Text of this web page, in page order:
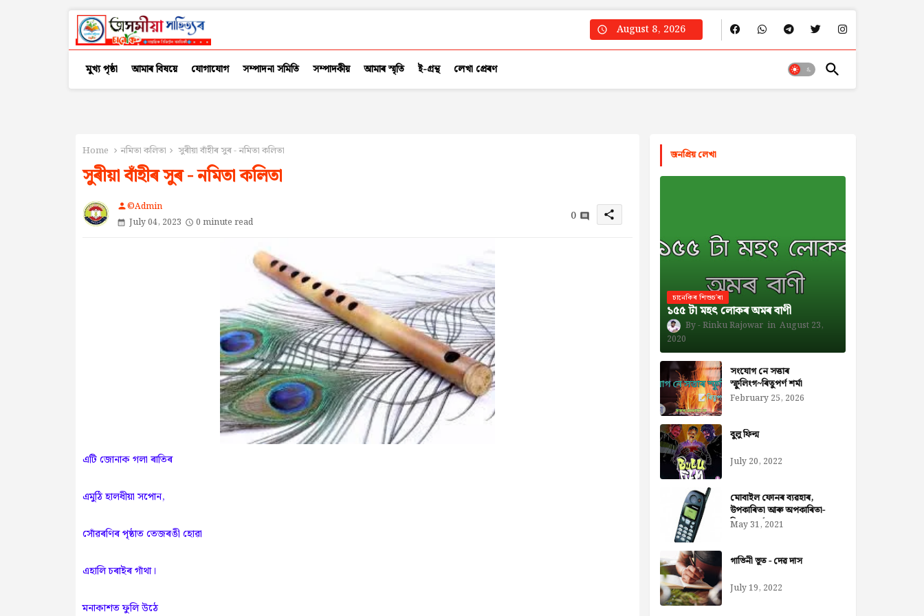
August 8, 2026
মুখ্য পৃষ্ঠা আমাৰ বিষয়ে যোগাযোগ সম্পাদনা সমিতি সম্পাদকীয় আমাৰ স্মৃতি ই-গ্ৰন্থ লেখা প্ৰেৰণ
Home নমিতা কলিতা সুৰীয়া বাঁহীৰ সুৰ - নমিতা কলিতা
সুৰীয়া বাঁহীৰ সুৰ - নমিতা কলিতা
person©Admin
July 04, 2023
0 minute read 0 share
এটি জোনাক গলা ৰাতিৰ
এমুঠি হালধীয়া সপোন,
সোঁৱৰণিৰ পৃষ্ঠাত তেজৰঙী হোৱা
এহালি চৰাইৰ গাঁথা।
মনাকাশত ফুলি উঠে
জনপ্রিয় লেখা
চানেকিৰ শিশুচ'ৰা
১৫৫ টা মহৎ লোকৰ অমৰ বাণী
Rinku Rajowar
August 23,
2020
সংযোগ নে সত্তাৰ
স্ফুলিংগ~ৰিতুপৰ্ণ শৰ্মা
February 25, 2026
বুলু ফিল্ম
July 20, 2022
মোবাইল ফোনৰ ব্যৱহাৰ,
উপকাৰিতা আৰু অপকাৰিতা-
নিজৰা বৰ্মন ডেকা
May 31, 2021
গাভিনী ভূত - দেৱ দাস
July 19, 2022